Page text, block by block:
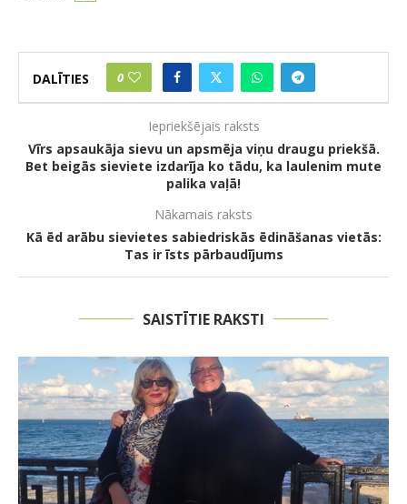
DALĪTIES 0
Iepriekšējais raksts
Vīrs apsaukāja sievu un apsmēja viņu draugu priekšā.
Bet beigās sieviete izdarīja ko tādu, ka laulenim mute
palika vaļā!
Nākamais raksts
Kā ēd arābu sievietes sabiedriskās ēdināšanas vietās:
Tas ir īsts pārbaudījums
SAISTĪTIE RAKSTI